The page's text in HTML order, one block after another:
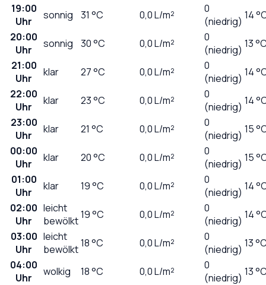
19:00
Uhr
sonnig 31 °C 0,0L/m²
0
(niedrig) 14
20:00
Uhr
sonnig 30°C 0,0L/m²
0
(niedrig) 13
21:00
Uhr
klar 27°C 0,0L/m²
0
(niedrig) 14
22:00
Uhr
klar 23°C 0,0L/m²
0
(niedrig) 14
23:00
Uhr
klar 21 °C 0,0L/m²
0
(niedrig) 15
00:00
Uhr
klar 20°C 0,0L/m²
0
(niedrig) 15
01:00
Uhr
klar 19°C 0,0L/m²
0
(niedrig) 14
02:00
Uhr
leicht
bewölkt19°C 0,0L/m²
0
(niedrig) 14
03:00
Uhr
leicht
bewölkt18°C 0,0L/m²
0
(niedrig) 13
04:00
Uhr
wolkig 18°C 0,0L/m²
0
(niedrig) 13